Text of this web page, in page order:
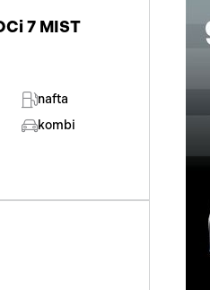
Náhradní
7 MIST
nafta
kombi